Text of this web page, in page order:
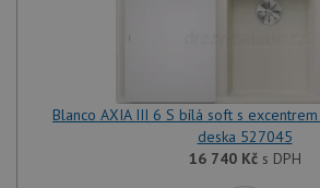
Blanco AXIA III 6 S bílá soft s
deska 527045
16 740 Kčs DPH